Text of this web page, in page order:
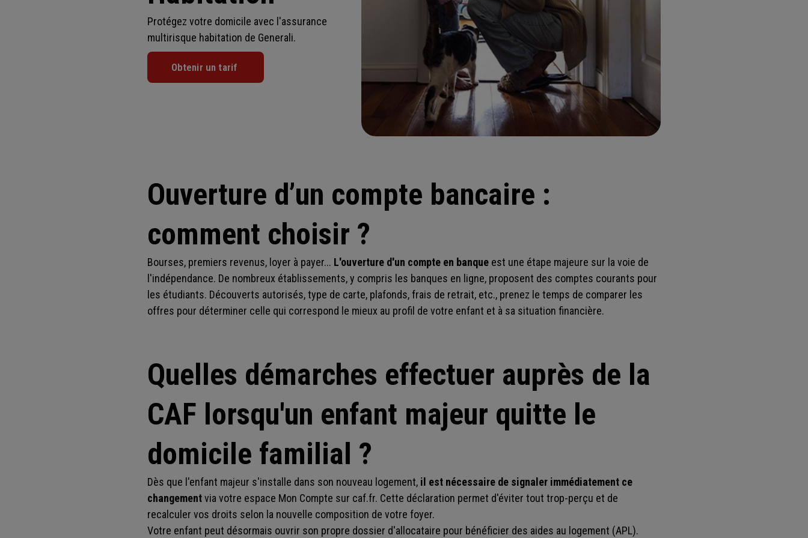
Protégez votre domicile avec l'assurance
multirisque habitation de Generali.
Obtenir un tarif
Ouverture d’un compte bancaire :
comment choisir ?
Bourses, premiers revenus, loyer à payer... L'ouverture d'un compte en banqueest une étape majeure sur la voie de
l'indépendance. De nombreux établissements, y compris les banques en ligne, proposent des comptes courants pour
les étudiants. Découverts autorisés, type de carte, plafonds, frais de retrait, etc., prenez le temps de comparer les
offres pour déterminer celle qui correspond le mieux au profil de votre enfant et à sa situation financière.
Quelles démarches effectuer auprès de la
CAF lorsqu'un enfant majeur quitte le
domicile familial ?
Dès que l'enfant majeur s'installe dans son nouveau logement, il est nécessaire de signaler immédiatement ce
changementvia votre espace Mon Compte sur caf.fr. Cette déclaration permet d'éviter tout trop-perçu et de
recalculer vos droits selon la nouvelle composition de votre foyer.
Votre enfant peut désormais ouvrir son propre dossier d'allocataire pour bénéficier des aides au logement (APL).